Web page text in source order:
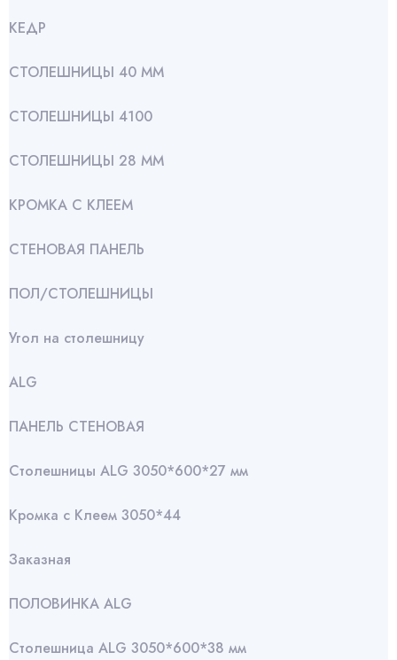
КЕДР
СТОЛЕШНИЦЫ 40 ММ
СТОЛЕШНИЦЫ 4100
СТОЛЕШНИЦЫ 28 ММ
КРОМКА С КЛЕЕМ
СТЕНОВАЯ ПАНЕЛЬ
ПОЛ/СТОЛЕШНИЦЫ
Угол на столешницу
АLG
ПАНЕЛЬ СТЕНОВАЯ
Столешницы ALG 3050*600*27 мм
Кромка с Клеем 3050*44
Заказная
ПОЛОВИНКА ALG
Столешница ALG 3050*600*38 мм